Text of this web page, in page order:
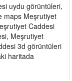
uydu görüntüleri,
maps Meşrutiyet
Caddesi
Meşrutiyet
3d görüntüleri
haritada